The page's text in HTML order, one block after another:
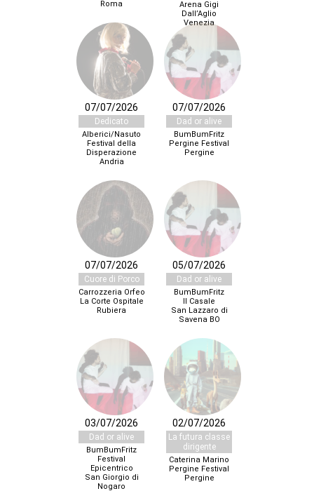
Roma
Arena Gigi
Dall’Aglio
Venezia
07/07/2026
Dedicato
Alberici/Nasuto
Festival della
Disperazione
Andria
07/07/2026
Dad or alive
BumBumFritz
Pergine Festival
Pergine
07/07/2026
Cuore di Porco
Carrozzeria Orfeo
La Corte Ospitale
Rubiera
05/07/2026
Dad or alive
BumBumFritz
Il Casale
San Lazzaro di
Savena BO
03/07/2026
Dad or alive
BumBumFritz
Festival
Epicentrico
San Giorgio di
Nogaro
02/07/2026
La futura classe
dirigente
Caterina Marino
Pergine Festival
Pergine